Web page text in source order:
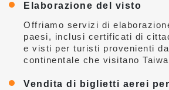
Elaborazione del visto
Offriamo servizi di
paesi, inclusi certificati di
e visti per turisti provenienti
continentale che visitano
Vendita di biglietti aerei